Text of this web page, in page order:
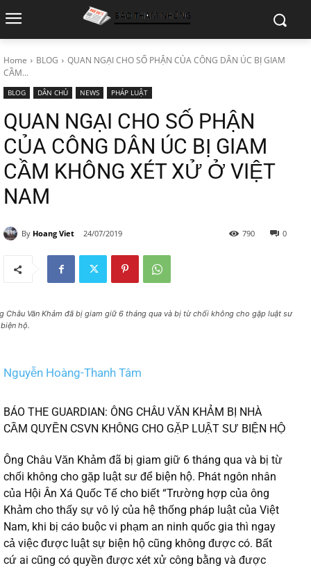
Home BLOG
QUAN NGẠI CHO SỐ PHẬN CỦA CÔNG DÂN ÚC BỊ GIAM
CẦM...
BLOG DÂN CHỦ NEWS PHÁP LUẬT
QUAN NGẠI CHO SỐ PHẬN
CỦA CÔNG DÂN ÚC BỊ GIAM
CẦM KHÔNG XÉT XỬ Ở VIỆT
NAM
By Hoang Viet 24/07/2019 0
790
Châu Văn Khảm đã bị giam giữ 6 tháng qua và bị từ chối không cho gặp luật sư
hộ.
Nguyễn Hoàng-Thanh Tâm
BÁO THE GUARDIAN: ÔNG CHÂU VĂN KHẢM BỊ NHÀ
CẦM QUYỀN CSVN KHÔNG CHO GẶP LUẬT SƯ BIỆN HỘ
Ông Châu Văn Khảm đã bị giam giữ 6 tháng qua và bị từ
chối không cho gặp luật sư để biện hộ. Phát ngôn nhân
của Hội Ân Xá Quốc Tế cho biết “Trường hợp của ông
Khảm cho thấy sự vô lý của hệ thống pháp luật của Việt
Nam, khi bị cáo buộc vi phạm an ninh quốc gia thì ngay
cả việc được luật sự biện hộ cũng không được có. Bất
cứ ai cũng có quyền được xét xử công bằng và được